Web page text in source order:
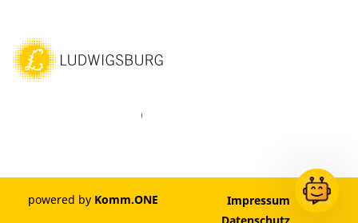
LinkedIn
powered by Komm.ONE
Impressum